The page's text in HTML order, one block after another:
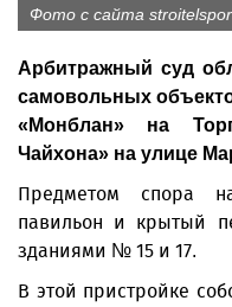
Фото с сайта
Арбитражный суд
самовольных
«Монблан» на
Чайхона» на улице
Предметом спора
павильон и крытый
зданиями № 15 и 17.
В этой пристройке